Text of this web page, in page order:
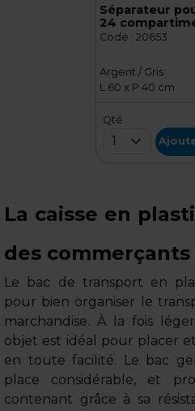
Séparateur
24
40 cm gris
Code : 20653
Argent / Gris
L 60 x P 40 cm
Qté
1
La caisse en
des commerçants
Le bac de transport en
pour bien organiser le
marchandise. À la fois
objet est idéal pour placer
en toute facilité. Le bac
place considérable, et
contenant grâce à sa